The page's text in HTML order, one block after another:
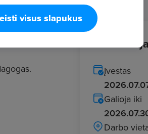
Įvestas
Galioja iki
Darbo
visus slapukus